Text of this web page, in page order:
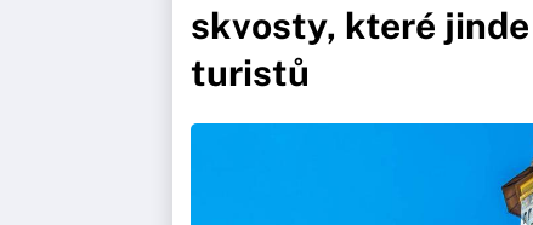
skvosty, které
turistů